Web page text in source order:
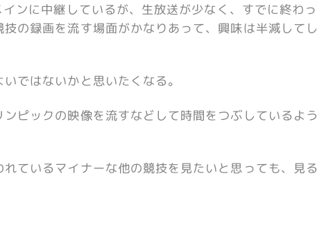
ンに中継しているが、生放送が少なく、すでに終わっ
の録画を流す場面がかなりあって、興味は半減してし
ではないかと思いたくなる。
ピックの映像を流すなどして時間をつぶしているよう
ているマイナーな他の競技を見たいと思っても、見る